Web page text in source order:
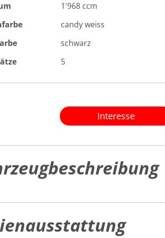
1'968 ccm
candy weiss
schwarz
5
Interesse